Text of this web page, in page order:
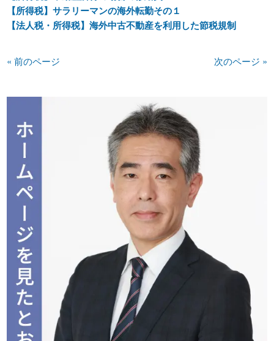
【所得税】サラリーマンの海外転勤その１
【法人税・所得税】海外中古不動産を利用した節税規制
« 前のページ 次のページ »